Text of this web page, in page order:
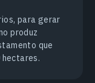
para gerar
produz
que
hectares.